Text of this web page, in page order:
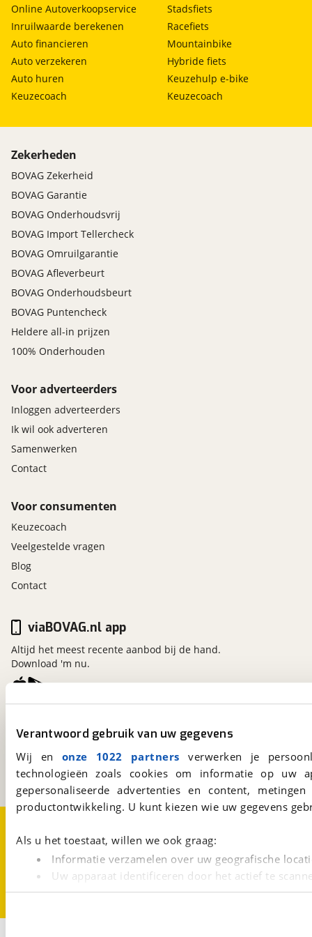
Verantwoord gebruik van uw gegevens
Wij en onze 1022 partners verwerken je
technologieën zoals cookies om informatie op
gepersonaliseerde advertenties en content,
productontwikkeling. U kunt kiezen wie uw gegevens
Als u het toestaat, willen we ook graag:
Informatie verzamelen over uw geografische
Uw apparaat identificeren door het actief te
Lees meer over hoe uw persoonlijke gegevens worden
Online Autoverkoopservice
Inruilwaarde berekenen
Auto financieren
Auto verzekeren
Auto huren
Keuzecoach
Stadsfiets
Racefiets
Mountainbike
Hybride fiets
Keuzehulp e-bike
Keuzecoach
Zekerheden
BOVAG Zekerheid
BOVAG Garantie
BOVAG Onderhoudsvrij
BOVAG Import Tellercheck
BOVAG Omruilgarantie
BOVAG Afleverbeurt
BOVAG Onderhoudsbeurt
BOVAG Puntencheck
Heldere all-in prijzen
100% Onderhouden
Voor adverteerders
Inloggen adverteerders
Ik wil ook adverteren
Samenwerken
Contact
Voor consumenten
Keuzecoach
Veelgestelde vragen
Blog
Contact
Kosterijland15
Een initiatief van
BOVAG
viaBOVAG.nl app
Altijd het meest recente aanbod bij de hand.
Download 'm nu.
CookievoorkeurenVacatures